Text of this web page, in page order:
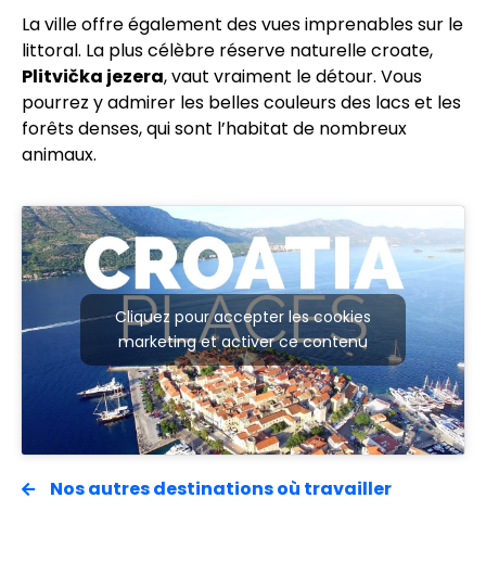
La ville offre également des vues imprenables sur le
littoral. La plus célèbre réserve naturelle croate,
Plitvička jezera, vaut vraiment le détour. Vous
pourrez y admirer les belles couleurs des lacs et les
forêts denses, qui sont l’habitat de nombreux
animaux.
Cliquez pour accepter les cookies
marketing et activer ce contenu
Nos autres destinations où travailler